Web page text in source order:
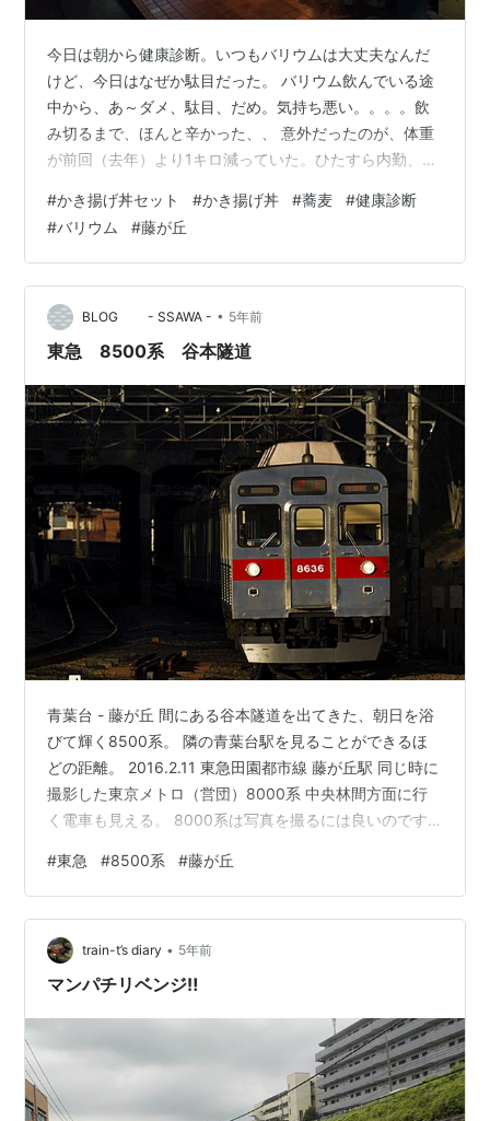
今日は朝から健康診断。いつもバリウムは大丈夫なんだ
けど、今日はなぜか駄目だった。 バリウム飲んでいる途
中から、あ～ダメ、駄目、だめ。気持ち悪い。。。。飲
み切るまで、ほんと辛かった、、 意外だったのが、体重
が前回（去年）より1キロ減っていた。ひたすら内勤、内
よくよく考えてみたら、アホみたいに出張していた去年
は、夜はコンビニ弁当とカップラーメン。昼も腹減った
ら菓子パンとか食べていたけど、今は夜はしっかり家
飯。カップラーメンや菓子パンも滅多に食べなくなった
からなぁ。食べる量は今の方が多いけど、食べる物が変
わったからかな。 下剤もすぐに力を発揮して、…
#かき揚げ丼セット #かき揚げ丼 #蕎麦 #健康診断
#バリウム #藤が丘
BLOG - SSAWA - • 5年前
東急 8500系 谷本隧道
青葉台 - 藤が丘 間にある谷本隧道を出てきた、朝日を浴
びて輝く8500系。 隣の青葉台駅を見ることができるほ
どの距離。 2016.2.11 東急田園都市線 藤が丘駅 同じ時に
撮影した東京メトロ（営団）8000系 中央林間方面に行
く電車も見える。 8000系は写真を撮るには良いのです
#東急 #8500系 #藤が丘
train-t’s diary • 5年前
マンパチリベンジ‼